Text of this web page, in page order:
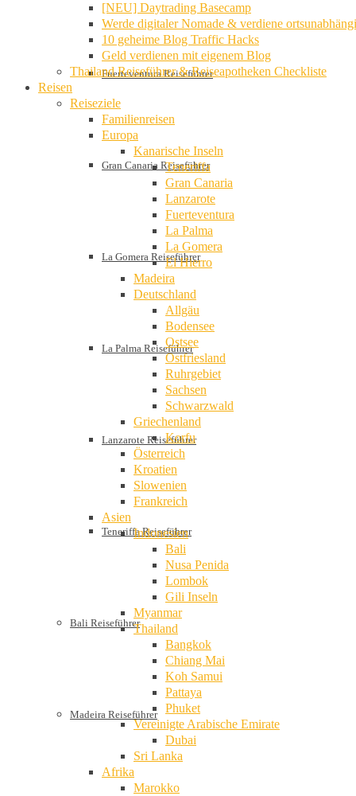
Fuerteventura Reiseführer
Gran Canaria Reiseführer
La Gomera Reiseführer
La Palma Reiseführer
Lanzarote Reiseführer
Teneriffa Reiseführer
Bali Reiseführer
Madeira Reiseführer
[NEU] Daytrading Basecamp
Werde digitaler Nomade & verdiene
10 geheime Blog Traffic Hacks
Geld verdienen mit eigenem Blog
Thailand Reiseführer & Reiseapotheken Checkliste
Reisen
Reiseziele
Familienreisen
Europa
Kanarische Inseln
Teneriffa
Gran Canaria
Lanzarote
Fuerteventura
La Palma
La Gomera
El Hierro
Madeira
Deutschland
Allgäu
Bodensee
Ostsee
Ostfriesland
Ruhrgebiet
Sachsen
Schwarzwald
Griechenland
Korfu
Österreich
Kroatien
Slowenien
Frankreich
Asien
Indonesien
Bali
Nusa Penida
Lombok
Gili Inseln
Myanmar
Thailand
Bangkok
Chiang Mai
Koh Samui
Pattaya
Phuket
Vereinigte Arabische Emirate
Dubai
Sri Lanka
Afrika
Marokko